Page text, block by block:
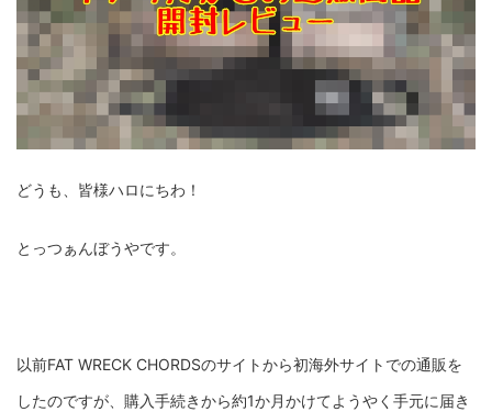
どうも、皆様ハロにちわ！
とっつぁんぼうやです。
以前FAT WRECK CHORDSのサイトから初海外サイトでの通販を
したのですが、購入手続きから約1か月かけてようやく手元に届き